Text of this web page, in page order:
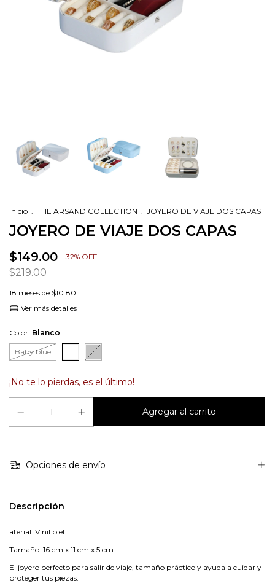
Inicio . THE ARSAND COLLECTION . JOYERO DE VIAJE DOS CAPAS
JOYERO DE VIAJE DOS CAPAS
$149.00 -32% OFF
$219.00
18 meses de $10.80
Ver más detalles
Color: Blanco
Baby blue
¡No te lo pierdas, es el último!
Opciones de envío
Descripción
aterial: Vinil piel
Tamaño: 16 cm x 11 cm x 5 cm
El joyero perfecto para salir de viaje, tamaño práctico y ayuda a cuidar y
proteger tus piezas.